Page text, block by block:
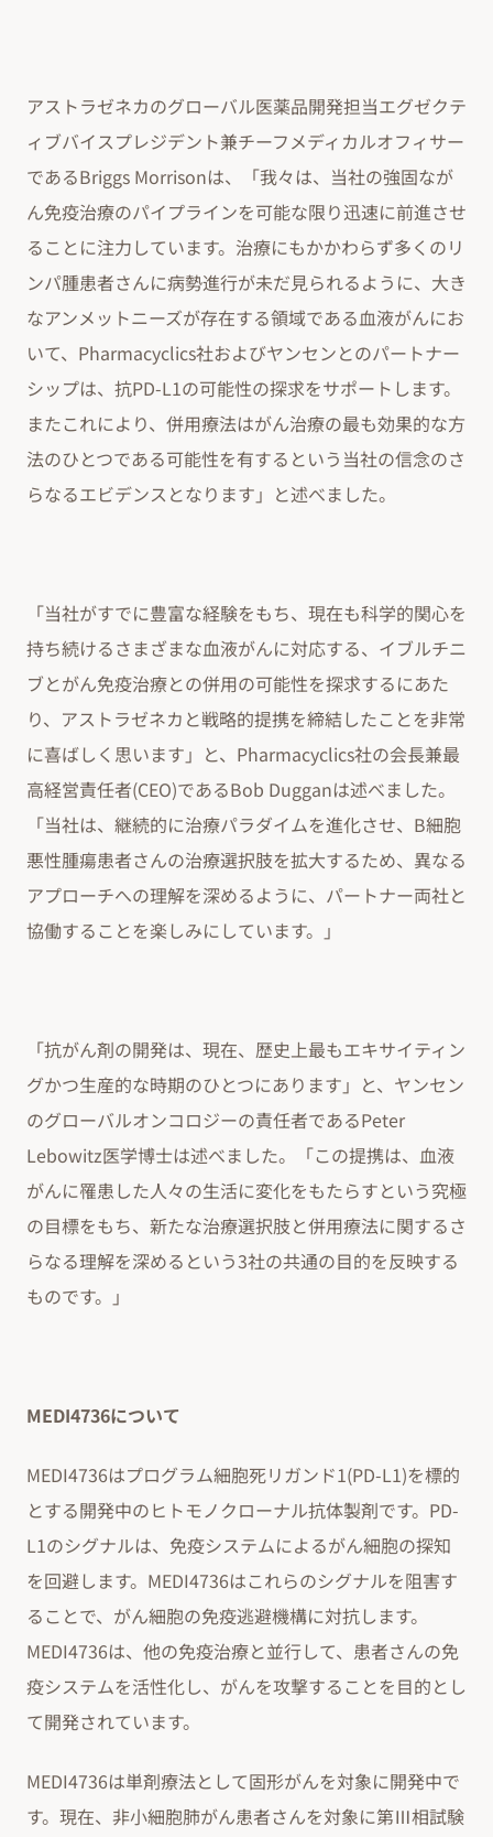
アストラゼネカのグローバル医薬品開発担当エグゼクテ
ィブバイスプレジデント兼チーフメディカルオフィサー
であるBriggs Morrisonは、「我々は、当社の強固なが
ん免疫治療のパイプラインを可能な限り迅速に前進させ
ることに注力しています。治療にもかかわらず多くのリ
ンパ腫患者さんに病勢進行が未だ見られるように、大き
なアンメットニーズが存在する領域である血液がんにお
いて、Pharmacyclics社およびヤンセンとのパートナー
シップは、抗PD-L1の可能性の探求をサポートします。
またこれにより、併用療法はがん治療の最も効果的な方
法のひとつである可能性を有するという当社の信念のさ
らなるエビデンスとなります」と述べました。
「当社がすでに豊富な経験をもち、現在も科学的関心を
持ち続けるさまざまな血液がんに対応する、イブルチニ
ブとがん免疫治療との併用の可能性を探求するにあた
り、アストラゼネカと戦略的提携を締結したことを非常
に喜ばしく思います」と、Pharmacyclics社の会長兼最
高経営責任者(CEO)であるBob Dugganは述べました。
「当社は、継続的に治療パラダイムを進化させ、B細胞
悪性腫瘍患者さんの治療選択肢を拡大するため、異なる
アプローチへの理解を深めるように、パートナー両社と
協働することを楽しみにしています。」
「抗がん剤の開発は、現在、歴史上最もエキサイティン
グかつ生産的な時期のひとつにあります」と、ヤンセン
のグローバルオンコロジーの責任者であるPeter
Lebowitz医学博士は述べました。「この提携は、血液
がんに罹患した人々の生活に変化をもたらすという究極
の目標をもち、新たな治療選択肢と併用療法に関するさ
らなる理解を深めるという3社の共通の目的を反映する
ものです。」
MEDI4736について
MEDI4736はプログラム細胞死リガンド1(PD-L1)を標的
とする開発中のヒトモノクローナル抗体製剤です。PD-
L1のシグナルは、免疫システムによるがん細胞の探知
を回避します。MEDI4736はこれらのシグナルを阻害す
ることで、がん細胞の免疫逃避機構に対抗します。
MEDI4736は、他の免疫治療と並行して、患者さんの免
疫システムを活性化し、がんを攻撃することを目的とし
て開発されています。
MEDI4736は単剤療法として固形がんを対象に開発中で
す。現在、非小細胞肺がん患者さんを対象に第Ⅲ相試験